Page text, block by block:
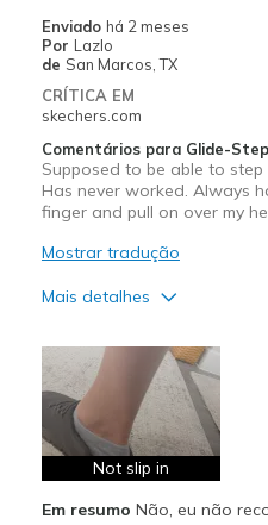
Enviado há 2 meses
Por Lazlo
de San Marcos, TX
CRÍTICA EM
skechers.com
Comentários para Glide-
Supposed to be able to
Has never worked. Always
finger and pull on over my
Mostrar tradução
Mais detalhes
Sizing
Feels true
Not slip in
Em resumo Não, eu não